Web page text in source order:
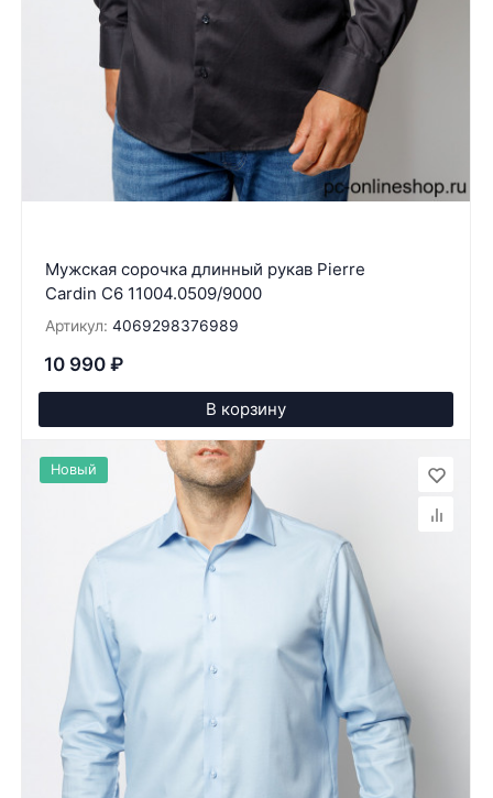
Мужская сорочка длинный рукав Pierre
Cardin C6 11004.0509/9000
Артикул: 4069298376989
10 990 ₽
В корзину
Новый